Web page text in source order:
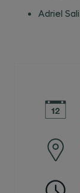
Adriel